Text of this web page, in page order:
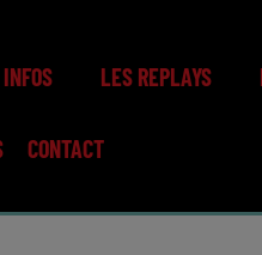
LES REPLAYS
CONTACT